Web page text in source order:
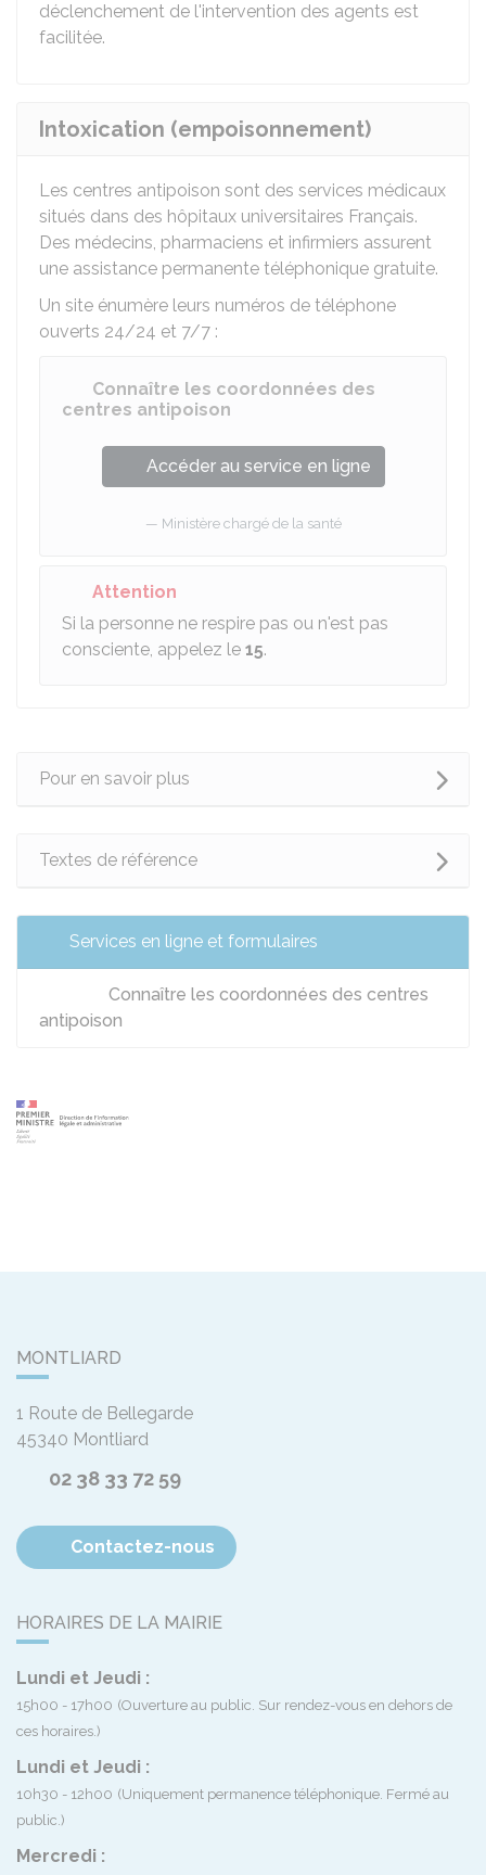
déclenchement de l'intervention des agents est
facilitée.
Intoxication (empoisonnement)
Les centres antipoison sont des services médicaux
situés dans des hôpitaux universitaires Français.
Des médecins, pharmaciens et infirmiers assurent
une assistance permanente téléphonique gratuite.
Un site énumère leurs numéros de téléphone
ouverts 24/24 et 7/7 :
Connaître les coordonnées des
centres antipoison
Accéder au service en ligne
Ministère chargé de la santé
Attention
Si la personne ne respire pas ou n'est pas
consciente, appelez le 15.
Pour en savoir plus
Textes de référence
Services en ligne et formulaires
Connaître les coordonnées des centres
antipoison
MONTLIARD
1 Route de Bellegarde
45340 Montliard
02 38 33 72 59
Contactez-nous
HORAIRES DE LA MAIRIE
Lundi et Jeudi :
15h00 - 17h00 (Ouverture au public. Sur rendez-vous en dehors de
ces horaires.)
Lundi et Jeudi :
10h30 - 12h00 (Uniquement permanence téléphonique. Fermé au
public.)
Mercredi :